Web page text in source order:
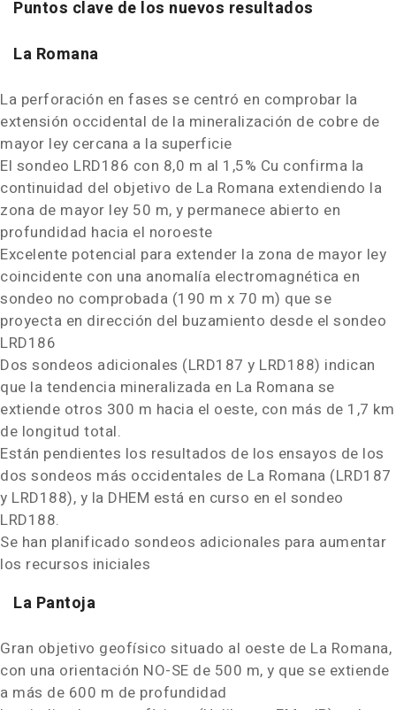
Puntos clave de los nuevos resultados
La Romana
La perforación en fases se centró en comprobar la
extensión occidental de la mineralización de cobre de
mayor ley cercana a la superficie
El sondeo LRD186 con 8,0 m al 1,5% Cu confirma la
continuidad del objetivo de La Romana extendiendo la
zona de mayor ley 50 m, y permanece abierto en
profundidad hacia el noroeste
Excelente potencial para extender la zona de mayor ley
coincidente con una anomalía electromagnética en
sondeo no comprobada (190 m x 70 m) que se
proyecta en dirección del buzamiento desde el sondeo
LRD186
Dos sondeos adicionales (LRD187 y LRD188) indican
que la tendencia mineralizada en La Romana se
extiende otros 300 m hacia el oeste, con más de 1,7 km
de longitud total.
Están pendientes los resultados de los ensayos de los
dos sondeos más occidentales de La Romana (LRD187
y LRD188), y la DHEM está en curso en el sondeo
LRD188.
Se han planificado sondeos adicionales para aumentar
los recursos iniciales
La Pantoja
Gran objetivo geofísico situado al oeste de La Romana,
con una orientación NO-SE de 500 m, y que se extiende
a más de 600 m de profundidad